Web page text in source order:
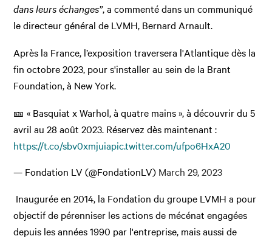
dans leurs échanges”, a commenté dans un communiqué
le directeur général de LVMH, Bernard Arnault.
Après la France, l’exposition traversera l'Atlantique dès la
fin octobre 2023, pour s'installer au sein de la Brant
Foundation, à New York.
🎫 « Basquiat x Warhol, à quatre mains », à découvrir du 5
avril au 28 août 2023. Réservez dès maintenant :
https://t.co/sbv0xmjuiapic.twitter.com/ufpo6HxA20
— Fondation LV (@FondationLV) March 29, 2023
Inaugurée en 2014, la Fondation du groupe LVMH a pour
objectif de pérenniser les actions de mécénat engagées
depuis les années 1990 par l'entreprise, mais aussi de